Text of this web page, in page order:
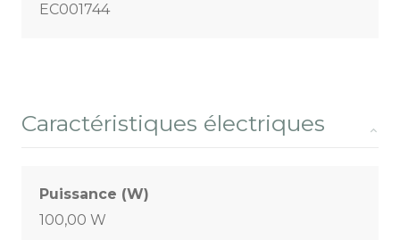
EC001744
Caractéristiques électriques
Puissance (W)
100,00 W